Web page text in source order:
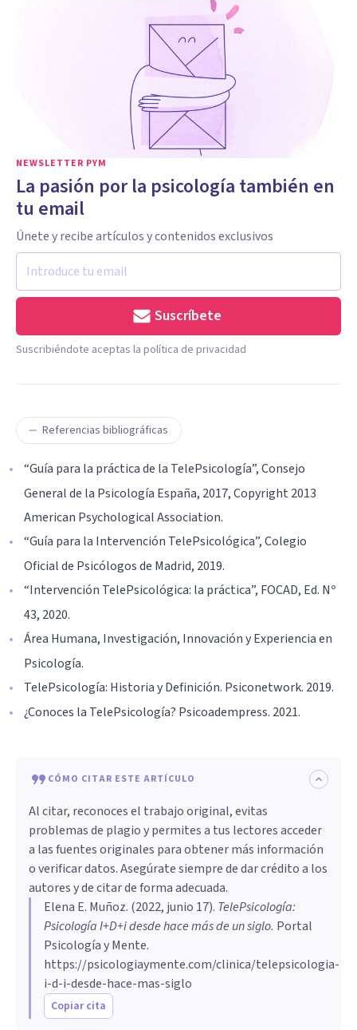
NEWSLETTER PYM
La pasión por la psicología también en
tu email
Únete y recibe artículos y contenidos exclusivos
Suscríbete
Suscribiéndote aceptas la política de privacidad
Referencias bibliográficas
“Guía para la práctica de la TelePsicología”, Consejo
General de la Psicología España, 2017, Copyright 2013
American Psychological Association.
“Guía para la Intervención TelePsicológica”, Colegio
Oficial de Psicólogos de Madrid, 2019.
“Intervención TelePsicológica: la práctica”, FOCAD, Ed. Nº
43, 2020.
Área Humana, Investigación, Innovación y Experiencia en
Psicología.
TelePsicología: Historia y Definición. Psiconetwork. 2019.
¿Conoces la TelePsicología? Psicoadempress. 2021.
CÓMO CITAR ESTE ARTÍCULO
Al citar, reconoces el trabajo original, evitas
problemas de plagio y permites a tus lectores acceder
a las fuentes originales para obtener más información
o verificar datos. Asegúrate siempre de dar crédito a los
autores y de citar de forma adecuada.
Elena E. Muñoz. (2022, junio 17). TelePsicología:
Psicología I+D+i desde hace más de un siglo. Portal
Psicología y Mente.
https://psicologiaymente.com/clinica/telepsicologia-
i-d-i-desde-hace-mas-siglo
Copiar cita